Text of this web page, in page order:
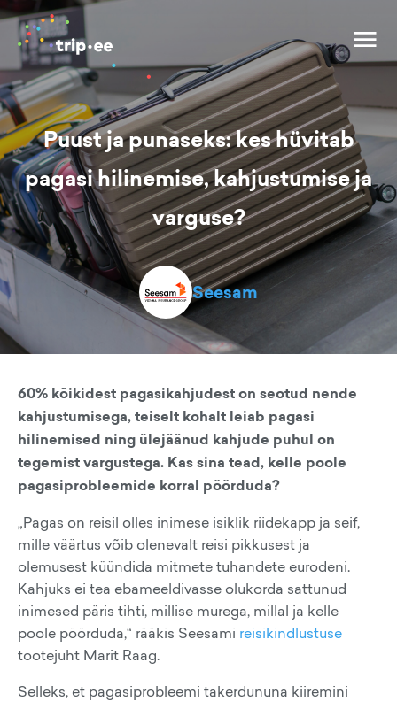
Puust ja punaseks: kes hüvitab
pagasi hilinemise, kahjustumise ja
varguse?
Seesam
60% kõikidest pagasikahjudest on seotud nende
kahjustumisega, teiselt kohalt leiab pagasi
hilinemised ning ülejäänud kahjude puhul on
tegemist vargustega. Kas sina tead, kelle poole
pagasiprobleemide korral pöörduda?
„Pagas on reisil olles inimese isiklik riidekapp ja seif,
mille väärtus võib olenevalt reisi pikkusest ja
olemusest küündida mitmete tuhandete eurodeni.
Kahjuks ei tea ebameeldivasse olukorda sattunud
inimesed päris tihti, millise murega, millal ja kelle
poole pöörduda,“ rääkis Seesami reisikindlustuse
tootejuht Marit Raag.
Selleks, et pagasiprobleemi takerdununa kiiremini